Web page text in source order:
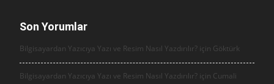
Son Yorumlar
Bilgisayardan Yazıcıya Yazı ve Resim Nasıl Yazdırılır? için Göktürk
Bilgisayardan Yazıcıya Yazı ve Resim Nasıl Yazdırılır? için Cumali